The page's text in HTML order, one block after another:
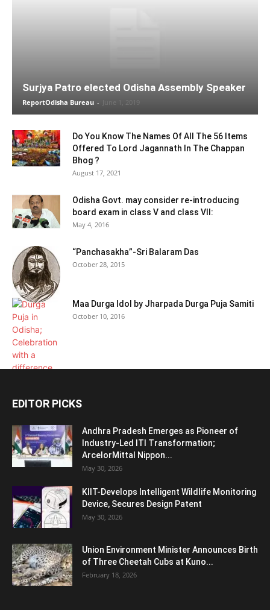
Surjya Patro elected Odisha Assembly Speaker
ReportOdisha Bureau - June 1, 2019
Do You Know The Names Of All The 56 Items
Offered To Lord Jagannath In The Chappan
Bhog ?
August 17, 2021
Odisha Govt. may consider re-introducing
board exam in class V and class VII:
May 4, 2016
“Panchasakha”-Sri Balaram Das
October 28, 2015
Maa Durga Idol by Jharpada Durga Puja Samiti
October 10, 2016
EDITOR PICKS
Andhra Pradesh Emerges as Pioneer of
Industry-Led ITI Transformation;
ArcelorMittal Nippon...
May 30, 2026
KIIT-Develops Intelligent Wildlife Monitoring
Device, Secures Design Patent
May 30, 2026
Union Environment Minister Announces Birth
of Three Cheetah Cubs at Kuno...
February 18, 2026